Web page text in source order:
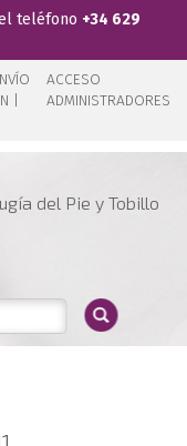
teléfono +34 629
|
ACCESO
ADMINISTRADORES
del Pie y Tobillo